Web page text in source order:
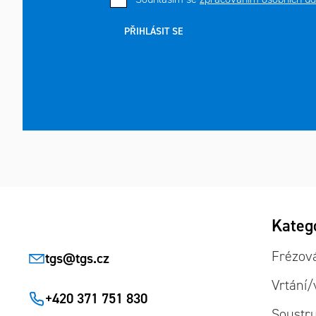
PŘIHLÁSIT SE
tgs@tgs.cz
+420 371 751 830
Vrtání/